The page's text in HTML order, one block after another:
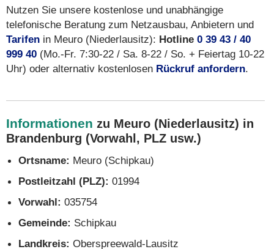
Nutzen Sie unsere kostenlose und unabhängige
telefonische Beratung zum Netzausbau, Anbietern und
Tarifen in Meuro (Niederlausitz): Hotline 0 39 43 / 40
999 40 (Mo.-Fr. 7:30-22 / Sa. 8-22 / So. + Feiertag 10-22
Uhr) oder alternativ kostenlosen Rückruf anfordern.
Informationen zu Meuro (Niederlausitz) in
Brandenburg (Vorwahl, PLZ usw.)
Ortsname: Meuro (Schipkau)
Postleitzahl (PLZ): 01994
Vorwahl: 035754
Gemeinde: Schipkau
Landkreis: Oberspreewald-Lausitz